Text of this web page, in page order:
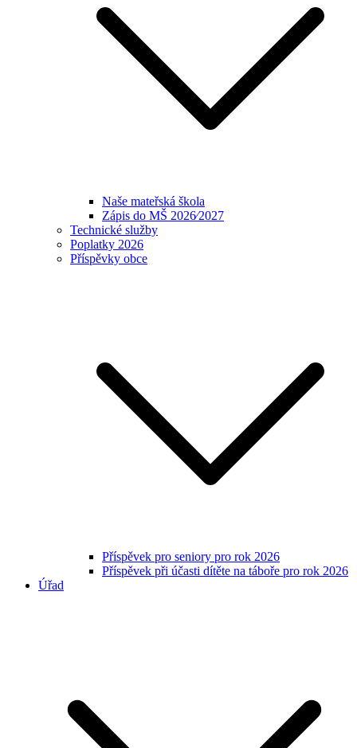
Naše mateřská škola
Zápis do MŠ 2026⁄2027
Technické služby
Poplatky 2026
Příspěvky obce
Příspěvek pro seniory pro rok 2026
Příspěvek při účasti dítěte na táboře pro rok 2026
Úřad